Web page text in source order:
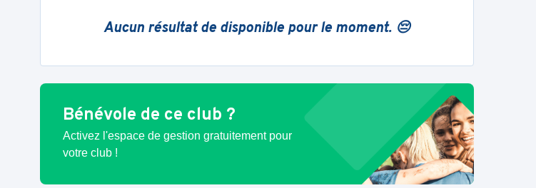
Aucun résultat de disponible pour le moment. 😔
Bénévole de ce club ?
Activez l'espace de gestion gratuitement pour
votre club !